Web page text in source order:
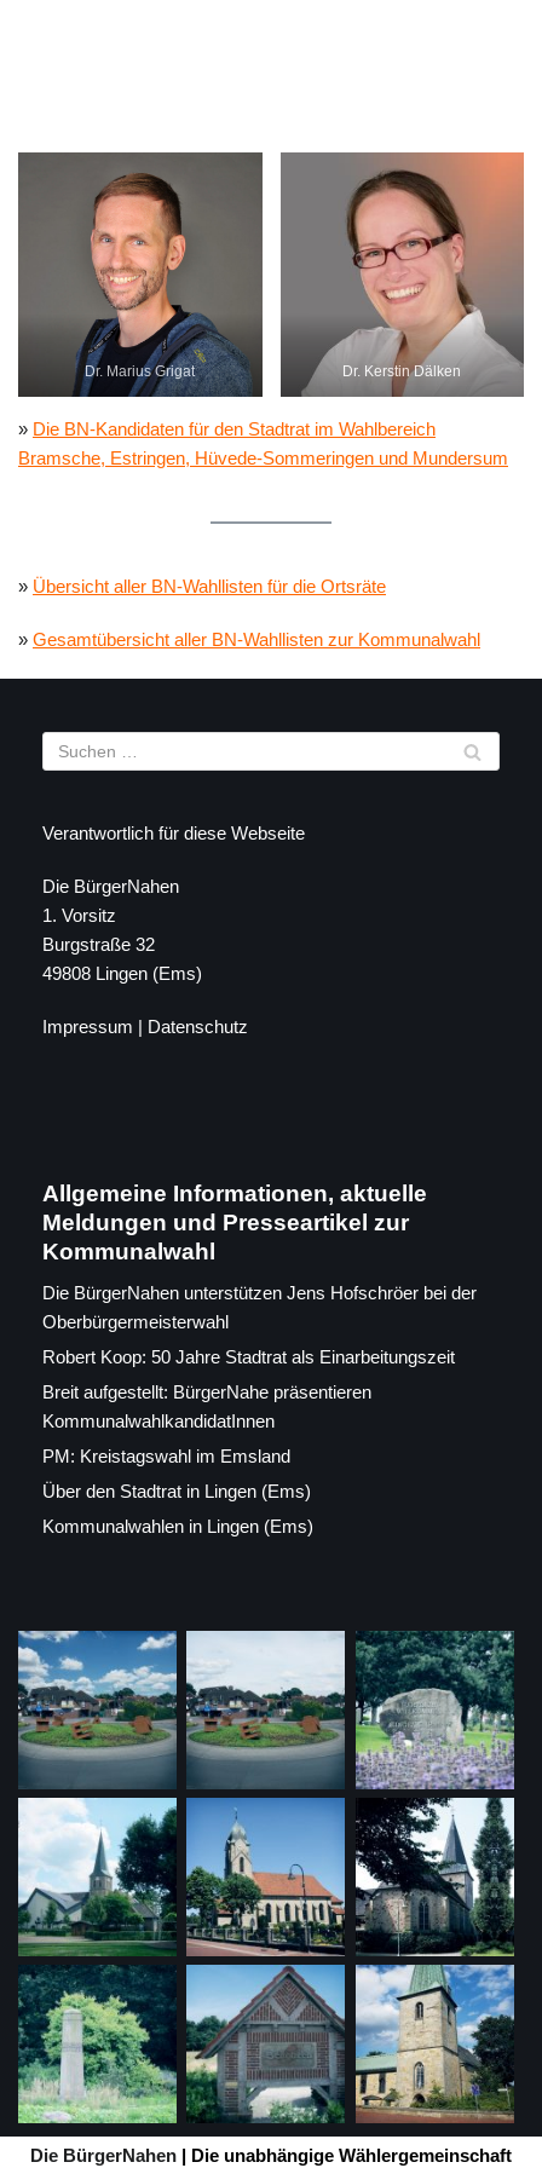
Dr. Marius Grigat Dr. Kerstin Dälken
» Die BN-Kandidaten für den Stadtrat im Wahlbereich
Bramsche, Estringen, Hüvede-Sommeringen und Mundersum
» Übersicht aller BN-Wahllisten für die Ortsräte
» Gesamtübersicht aller BN-Wahllisten zur Kommunalwahl
Verantwortlich für diese Webseite
Die BürgerNahen
1. Vorsitz
Burgstraße 32
49808 Lingen (Ems)
Impressum | Datenschutz
Allgemeine Informationen, aktuelle
Meldungen und Presseartikel zur
Kommunalwahl
Die BürgerNahen unterstützen Jens Hofschröer bei der
Oberbürgermeisterwahl
Robert Koop: 50 Jahre Stadtrat als Einarbeitungszeit
Breit aufgestellt: BürgerNahe präsentieren
KommunalwahlkandidatInnen
PM: Kreistagswahl im Emsland
Über den Stadtrat in Lingen (Ems)
Kommunalwahlen in Lingen (Ems)
Die BürgerNahen | Die unabhängige Wählergemeinschaft